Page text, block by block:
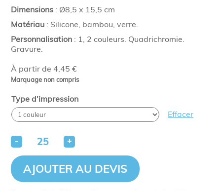
À partir de 4,45 €
Marquage non compris
Dimensions : Ø8,5 x 15,5 cm
Matériau : Silicone, bambou, verre.
Personnalisation : 1, 2 couleurs. Quadrichromie.
Gravure.
Type d'impression
Effacer
- +
AJOUTER AU DEVIS